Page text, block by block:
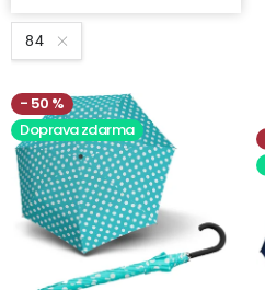
84
50 %
Doprava zdarma